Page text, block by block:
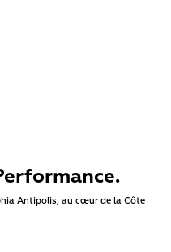
Antipolis, au cœur de la Côte